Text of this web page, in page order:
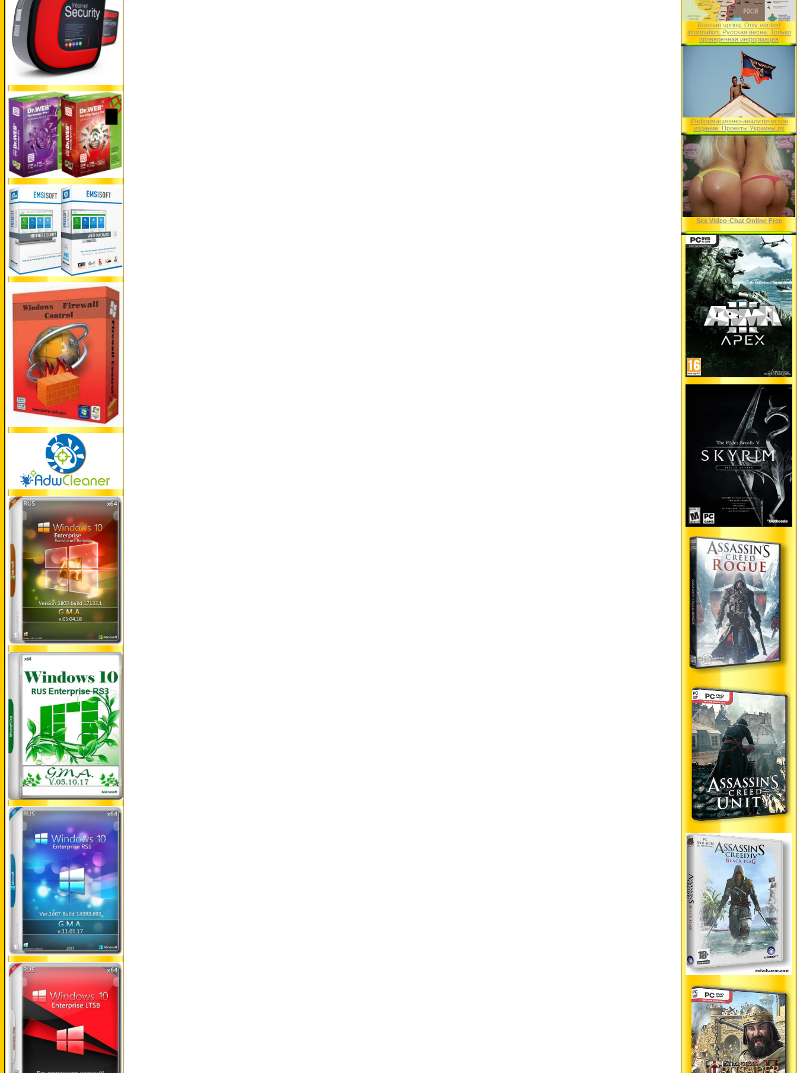
Russian spring. Only verified
information. Русская весна. Только
проверенная информация
Информационно-аналитическое
издание. Проекты Украины.ру
Sex Video-Chat Online Free